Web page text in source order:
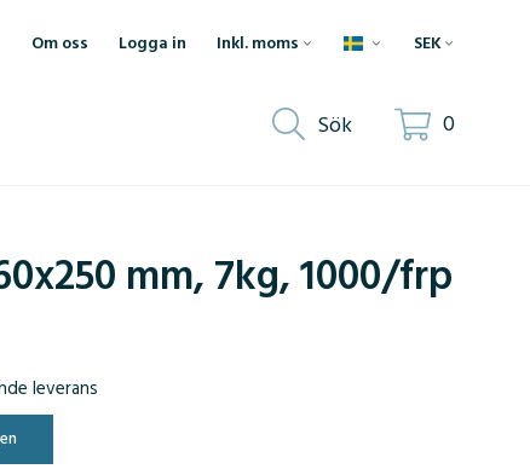
Om oss Logga in
Sök 0
mm, 7kg, 1000/frp
leverans